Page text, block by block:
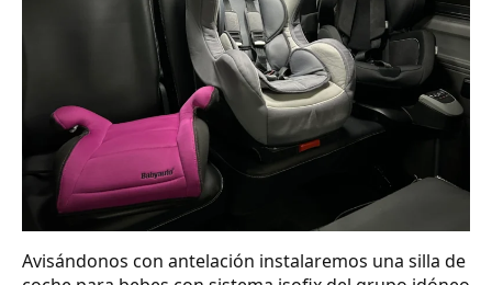
Avisándonos con antelación instalaremos una silla de